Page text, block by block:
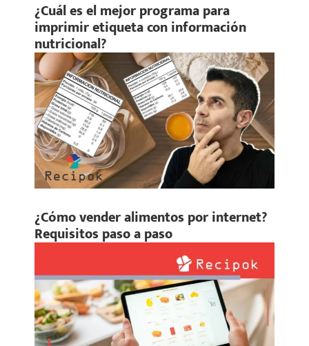
¿Cuál es el mejor programa para
imprimir etiqueta con información
nutricional?
¿Cómo vender alimentos por internet?
Requisitos paso a paso